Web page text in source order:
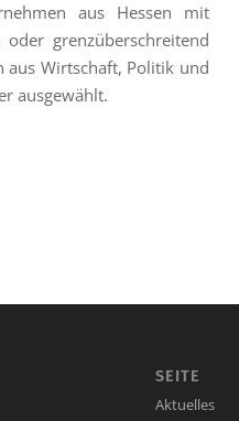
aus Hessen mit
grenzüberschreitend
aus Wirtschaft, Politik und
ausgewählt.
SEITE
Aktuelles